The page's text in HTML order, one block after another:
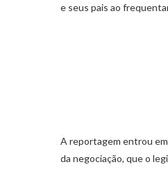
e seus pais ao
A reportagem entrou
da negociação, que o